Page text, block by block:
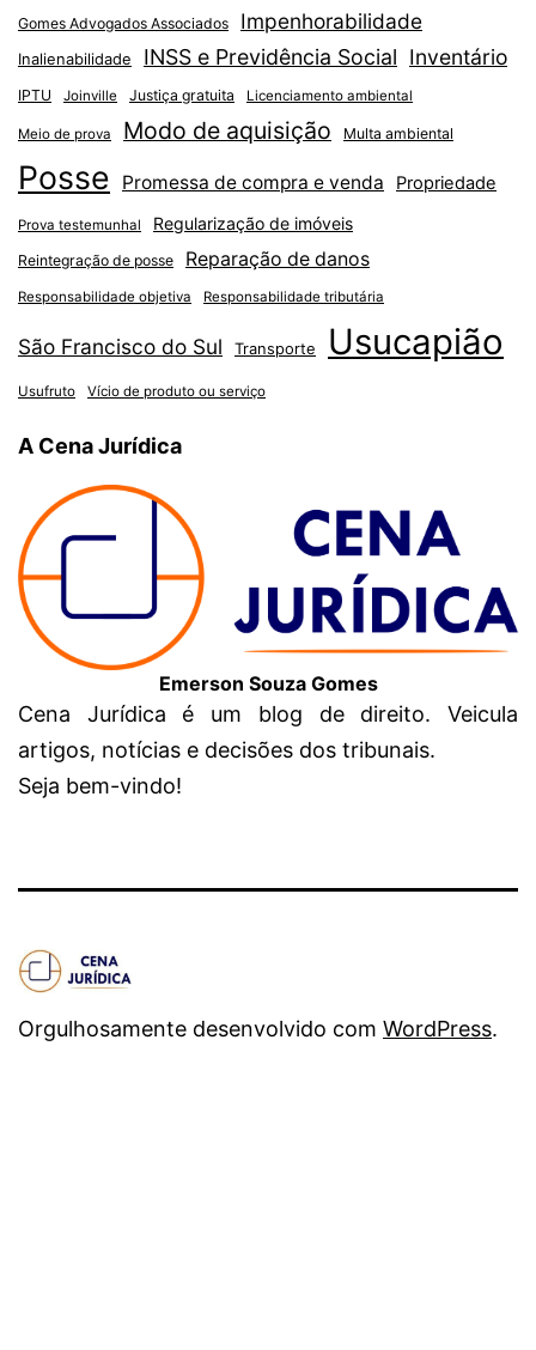
Gomes Advogados Associados Impenhorabilidade
Inalienabilidade INSS e Previdência Social Inventário
IPTU Joinville Justiça gratuita Licenciamento ambiental
Meio de prova Modo de aquisição Multa ambiental
Posse Promessa de compra e venda Propriedade
Prova testemunhal Regularização de imóveis
Reintegração de posse Reparação de danos
Responsabilidade objetiva Responsabilidade tributária
São Francisco do Sul Transporte Usucapião
Usufruto Vício de produto ou serviço
A Cena Jurídica
Emerson Souza Gomes
Cena Jurídica é um blog de direito. Veicula
artigos, notícias e decisões dos tribunais.
Seja bem-vindo!
Orgulhosamente desenvolvido com WordPress.